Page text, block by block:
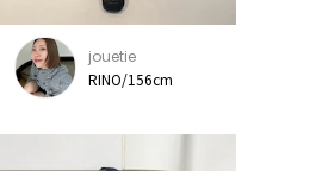
jouetie
RINO/156cm